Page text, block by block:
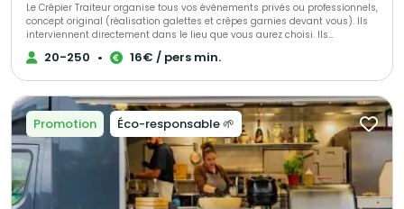
Le Crêpier Traiteur organise tous vos événements privés ou professionnels,
concept original (réalisation galettes et crêpes garnies devant vous). Ils
interviennent directement dans le lieu que vous aurez choisi. Ils
proposent un large choix de produits.
20-250 • 16€ / pers min.
Promotion Éco-responsable 🌱